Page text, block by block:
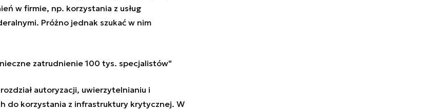
w firmie, np. korzystania z usług
Próżno jednak szukać w nim
zatrudnienie 100 tys. specjalistów"
autoryzacji, uwierzytelnianiu i
do korzystania z infrastruktury krytycznej. W